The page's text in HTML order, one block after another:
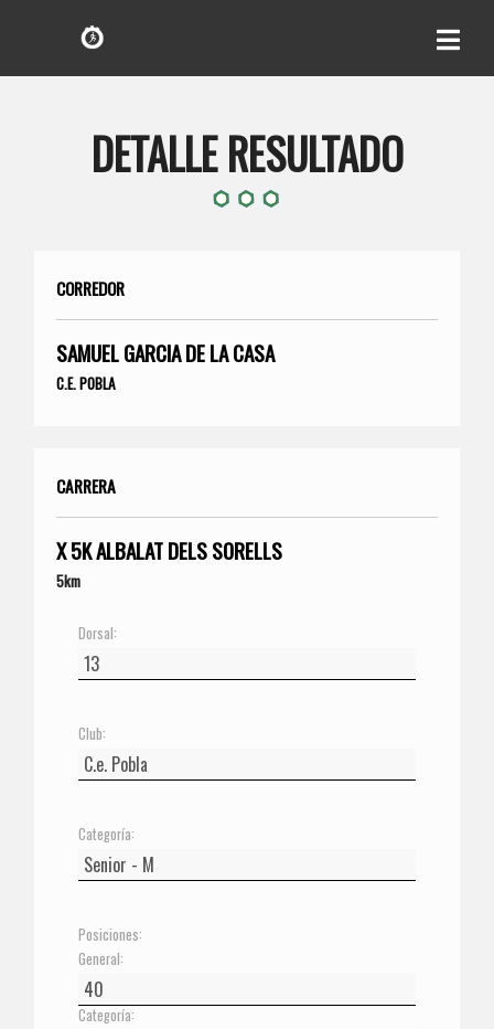
DETALLE RESULTADO
CORREDOR
SAMUEL GARCIA DE LA CASA
C.E. POBLA
CARRERA
X 5K ALBALAT DELS SORELLS
5km
Dorsal:
Club:
Categoría:
Posiciones:
General:
Categoría: